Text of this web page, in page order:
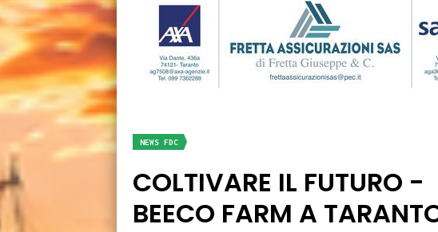
NEWS FDC
COLTIVARE IL FUTURO
BEECO FARM A